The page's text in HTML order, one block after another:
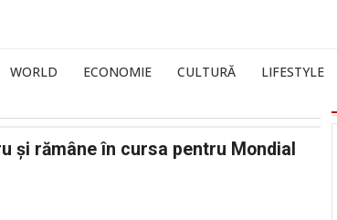
WORLD ECONOMIE CULTURĂ LIFESTYLE
și rămâne în cursa pentru Mondial